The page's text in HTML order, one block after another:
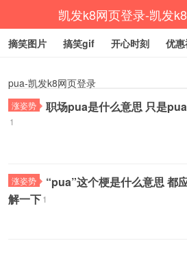
凯发k8网页登录-凯发
摘笑图片 搞笑gif 开心时刻 优
pua-凯发k8网页登录
涨姿势 职场pua是什么意思 只是
1
涨姿势
“pua”这个梗是什么意思 都
解一下1